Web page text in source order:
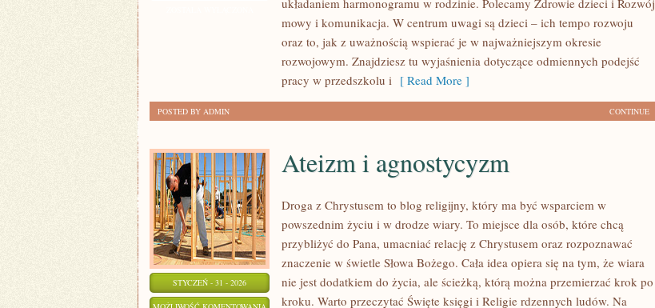
DZIECKA
układaniem harmonogramu w rodzinie. Polecamy Zdrowie dzieci i Rozwój
mowy i komunikacja. W centrum uwagi są dzieci – ich tempo rozwoju
oraz to, jak z uważnością wspierać je w najważniejszym okresie
rozwojowym. Znajdziesz tu wyjaśnienia dotyczące odmiennych podejść
pracy w przedszkolu i [ Read More ]
CONTINUE
POSTED BY ADMIN
STYCZEŃ - 31 - 2026
ATEIZM
Ateizm i agnostycyzm
Droga z Chrystusem to blog religijny, który ma być wsparciem w
powszednim życiu i w drodze wiary. To miejsce dla osób, które chcą
przybliżyć do Pana, umacniać relację z Chrystusem oraz rozpoznawać
znaczenie w świetle Słowa Bożego. Cała idea opiera się na tym, że wiara
nie jest dodatkiem do życia, ale ścieżką, którą można przemierzać krok po
kroku. Warto przeczytać Święte księgi i Religie rdzennych ludów. Na